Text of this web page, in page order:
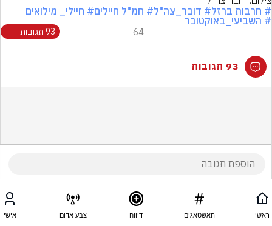
# חרבות ברזל# דובר_צה"ל# חמ"ל חיילים# חיילי_ מילואים
# השביעי_באוקטובר
64 93 תגובות
93 תגובות
ראשי האשטאגים דיווח צבע אדום אישי